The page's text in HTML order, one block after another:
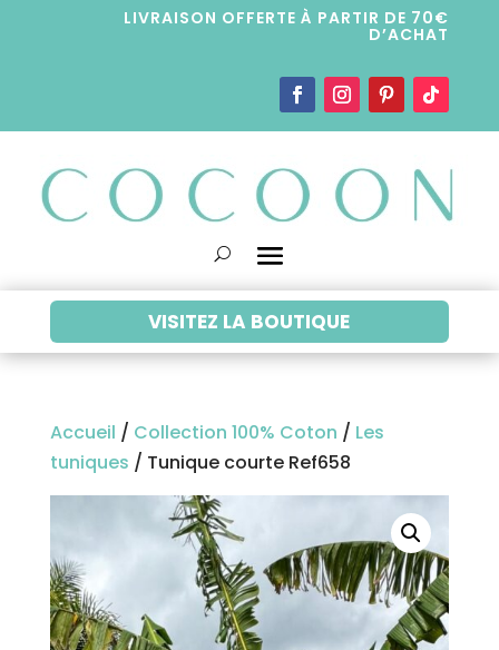
LIVRAISON OFFERTE À PARTIR DE 70€
D’ACHAT
VISITEZ LA BOUTIQUE
Accueil / Collection 100% Coton / Les
tuniques / Tunique courte Ref658